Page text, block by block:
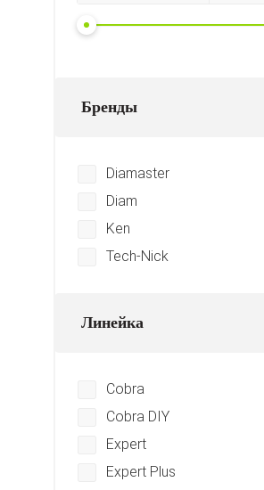
Бренды
Diamaster
Diam
Ken
Tech-Nick
Линейка
Cobra
Cobra DIY
Expert
Expert Plus